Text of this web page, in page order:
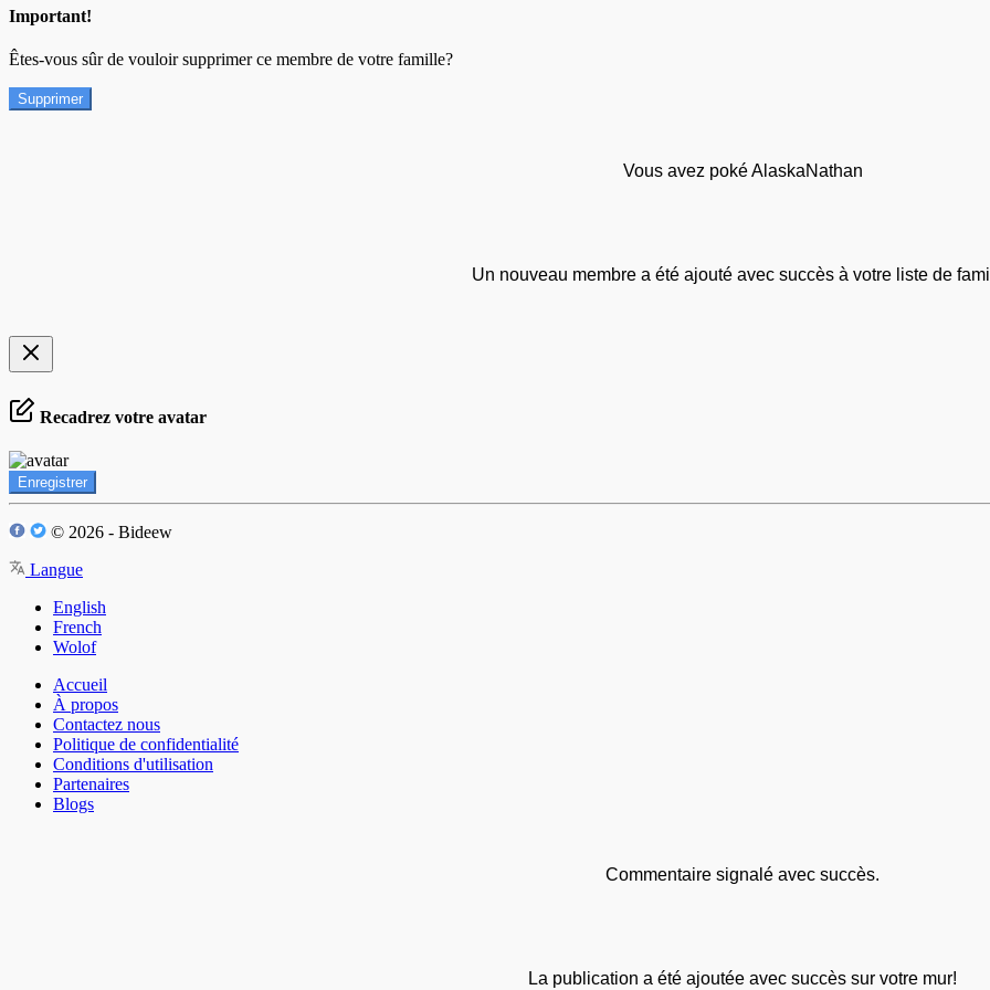
Important!
Êtes-vous sûr de vouloir supprimer ce membre de votre famille?
Supprimer
Vous avez poké AlaskaNathan
Un nouveau membre a été ajouté avec succès à votre liste de
Recadrez votre avatar
Enregistrer
© 2026 - Bideew
Langue
English
French
Wolof
Accueil
À propos
Contactez nous
Politique de confidentialité
Conditions d'utilisation
Partenaires
Blogs
Commentaire signalé avec succès.
La publication a été ajoutée avec succès sur votre mur!